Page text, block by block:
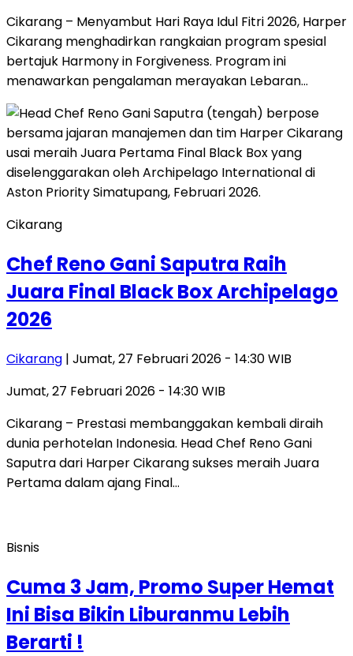
Cikarang – Menyambut Hari Raya Idul Fitri 2026, Harper
Cikarang menghadirkan rangkaian program spesial
bertajuk Harmony in Forgiveness. Program ini
menawarkan pengalaman merayakan Lebaran…
Cikarang
Chef Reno Gani Saputra Raih
Juara Final Black Box Archipelago
2026
Cikarang | Jumat, 27 Februari 2026 - 14:30 WIB
Jumat, 27 Februari 2026 - 14:30 WIB
Cikarang – Prestasi membanggakan kembali diraih
dunia perhotelan Indonesia. Head Chef Reno Gani
Saputra dari Harper Cikarang sukses meraih Juara
Pertama dalam ajang Final…
Bisnis
Cuma 3 Jam, Promo Super Hemat
Ini Bisa Bikin Liburanmu Lebih
Berarti !